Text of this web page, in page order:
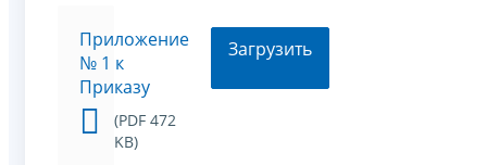
Приложение
№ 1 к
Приказу
(PDF 472
KB)
Загрузить